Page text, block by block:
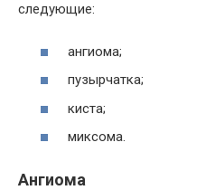
следующие:
ангиома;
пузырчатка;
киста;
миксома.
Ангиома